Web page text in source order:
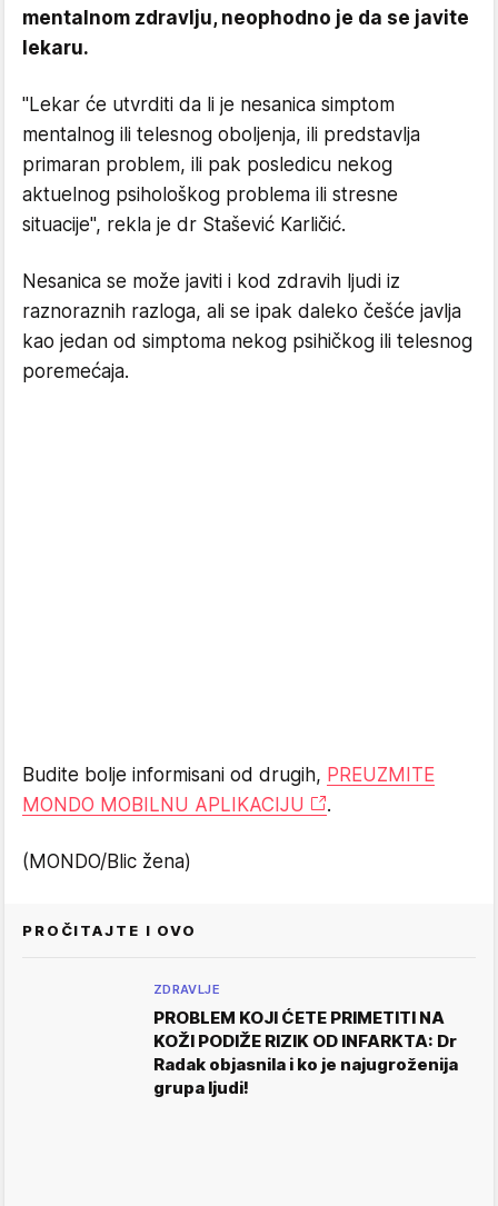
mentalnom zdravlju, neophodno je da se javite
lekaru.
"Lekar će utvrditi da li je nesanica simptom
mentalnog ili telesnog oboljenja, ili predstavlja
primaran problem, ili pak posledicu nekog
aktuelnog psihološkog problema ili stresne
situacije", rekla je dr Stašević Karličić.
Nesanica se može javiti i kod zdravih ljudi iz
raznoraznih razloga, ali se ipak daleko češće javlja
kao jedan od simptoma nekog psihičkog ili telesnog
poremećaja.
Budite bolje informisani od drugih, PREUZMITE
MONDO MOBILNU APLIKACIJU
.
(MONDO/Blic žena)
PROČITAJTE I OVO
ZDRAVLJE
PROBLEM KOJI ĆETE PRIMETITI NA
KOŽI PODIŽE RIZIK OD INFARKTA: Dr
Radak objasnila i ko je najugroženija
grupa ljudi!